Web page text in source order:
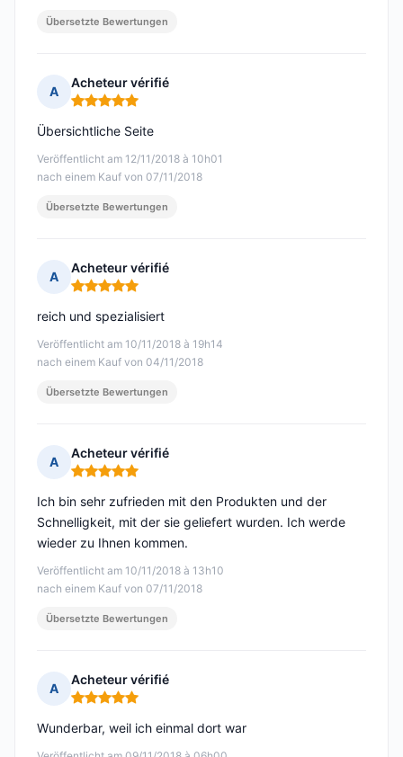
Übersetzte Bewertungen
A
Acheteur vérifié
Hinweis: 5 von 5
Veröffentlicht am 12/11/2018 à 10h01
nach einem Kauf von 07/11/2018
Übersichtliche Seite
Übersetzte Bewertungen
A
Acheteur vérifié
Hinweis: 5 von 5
Veröffentlicht am 10/11/2018 à 19h14
nach einem Kauf von 04/11/2018
reich und spezialisiert
Übersetzte Bewertungen
A
Acheteur vérifié
Hinweis: 5 von 5
Veröffentlicht am 10/11/2018 à 13h10
nach einem Kauf von 07/11/2018
Ich bin sehr zufrieden mit den Produkten und der
Schnelligkeit, mit der sie geliefert wurden. Ich werde
wieder zu Ihnen kommen.
Übersetzte Bewertungen
A
Acheteur vérifié
Hinweis: 5 von 5
Wunderbar, weil ich einmal dort war